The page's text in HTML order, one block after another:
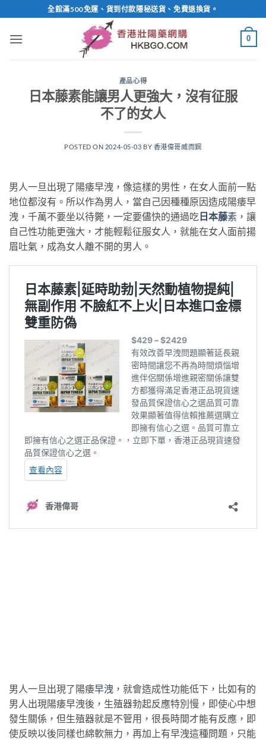
to
content
全館滿500免運、貨到付款隱秘送貨、免費退換貨。
0
產品心得
日本藤素能讓男人更強大，沒有征服
不了的女人
POSTED ON 2024-05-03 BY 香港偉哥威而鋼
男人一旦出現了陽痿早洩，像這樣的男性，在女人面前一點
地位都沒有。所以作為男人，當自己因種種原因造成陽痿早
洩，千萬不要坐以待斃，一定要儘快的通過吃日本藤素 ，讓
自己性功能更強大，才能輕鬆征服女人，就能在女人面前揚
眉吐氣，成為女人離不開的男人。
男人一旦出現了陽痿早洩 ，就會造成性功能低下，比如有的
男人出現陽痿早洩後，生殖器勃起反應特別慢，即使心中想
發生關係，但生殖器就是不管用，很長時間才能有反應，即
使反映以後同樣也綿軟無力，再加上有早洩這種問題，只能